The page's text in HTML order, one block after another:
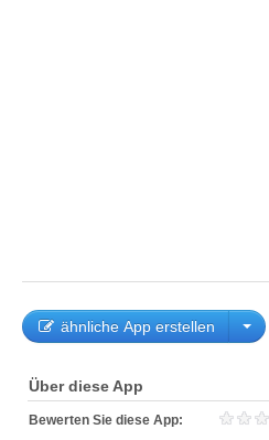
ähnliche App erstellen
Über diese App
Bewerten Sie diese App: